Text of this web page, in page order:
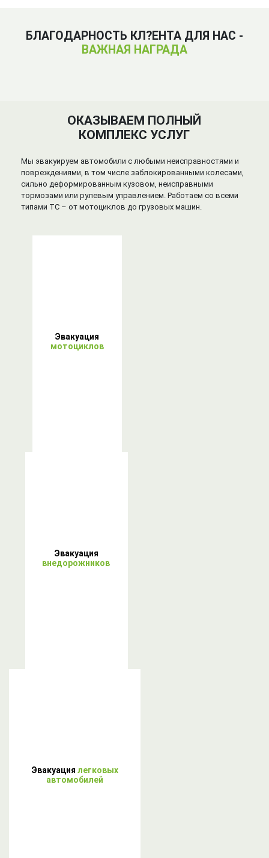
БЛАГОДАРНОСТЬ КЛ?ЕНТА ДЛЯ НАС -
ВАЖНАЯ НАГРАДА
ОКАЗЫВАЕМ ПОЛНЫЙ
КОМПЛЕКС УСЛУГ
Мы эвакуируем автомобили с любыми неисправностями и
повреждениями, в том числе заблокированными колесами,
сильно деформированным кузовом, неисправными
тормозами или рулевым управлением. Работаем со всеми
типами ТС – от мотоциклов до грузовых машин.
Эвакуация
мотоциклов
Эвакуация
внедорожников
Эвакуация легковых
автомобилей